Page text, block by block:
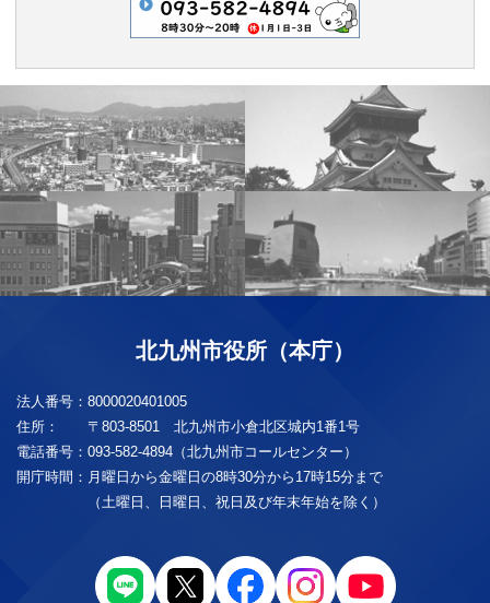
北九州市役所（本庁）
法人番号： 8000020401005
住所：
〒803-8501 北九州市小倉北区城内1番1号
電話番号： 093-582-4894（北九州市コールセンター）
開庁時間： 月曜日から金曜日の8時30分から17時15分まで
（土曜日、日曜日、祝日及び年末年始を除く）